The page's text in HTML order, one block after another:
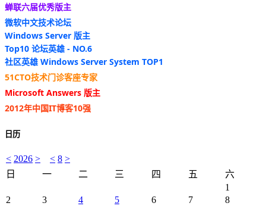
蝉联六届优秀版主
微软中文技术论坛
Windows Server 版主
Top10 论坛英雄 - NO.6
社区英雄 Windows Server System TOP1
51CTO技术门诊客座专家
Microsoft Answers 版主
2012年中国IT博客10强
日历
< 2026 > < 8 >
日
一 二 三 四 五
六
1
2
3 4 5 6 7
8